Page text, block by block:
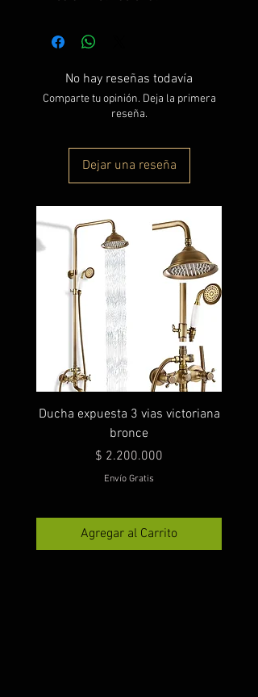
No hay reseñas todavía
Comparte tu opinión. Deja la primera
reseña.
Dejar una reseña
Ducha expuesta 3 vias victoriana
bronce
Precio
$ 2.200.000
Envío Gratis
Agregar al Carrito